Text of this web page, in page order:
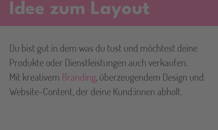
Idee zum Layout​
Du bist gut in dem was du tust und möchtest deine
Produkte oder Dienstleistungen auch verkaufen.
Mit kreativem Branding, überzeugendem Design und
Website-Content, der deine Kund:innen abholt.